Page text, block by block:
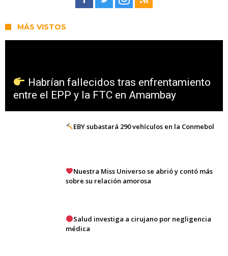
MÁS VISTOS
Habrían fallecidos tras enfrentamiento
entre el EPP y la FTC en Amambay
EBY subastará 290 vehículos en la Conmebol
Nuestra Miss Universo se abrió y contó más
sobre su relación amorosa
Salud investiga a cirujano por negligencia
médica